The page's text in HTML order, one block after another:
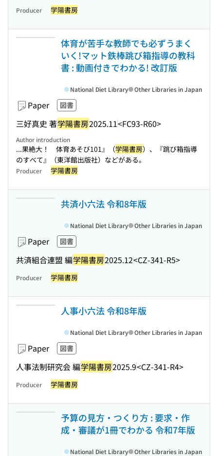
Producer 学陽書房
体育が苦手な教師でも必ずうまく
いく!マット鉄棒跳び箱指導の教科
書 : 動画付きでわかる! 改訂版
Paper 図書
三好真史 著学陽書房2025.11<FC93-R60>
National Diet Library Other Libraries in Japan
Author introduction
...果絶大！ 体育あそび101』（学陽書房）、『跳び箱指導
のすべて』（東洋館出版社）などがある。
Producer 学陽書房
共済小六法 令和8年版
Paper 図書
共済組合連盟 編学陽書房2025.12<CZ-341-R5>
National Diet Library Other Libraries in Japan
Producer 学陽書房
人事小六法 令和8年版
Paper 図書
人事法制研究会 編学陽書房2025.9<CZ-341-R4>
National Diet Library Other Libraries in Japan
Producer 学陽書房
予算の見方・つくり方 : 要求・作
成・審議が1冊でわかる 令和7年版
National Diet Library Other Libraries in Japan